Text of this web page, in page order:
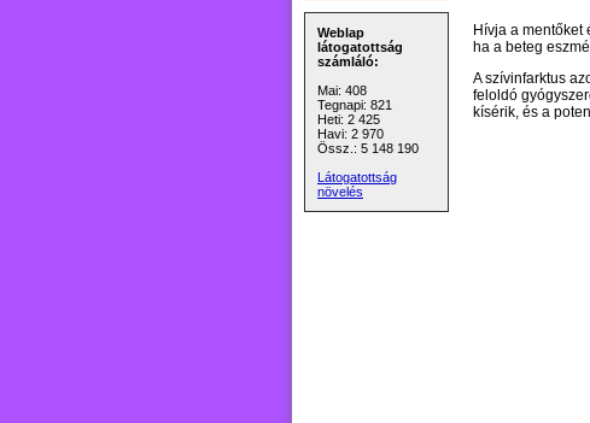
Hívja a mentőket
ha a beteg
A szívinfarktus
feloldó
kísérik, és a
Weblap
látogatottság
számláló:
Mai: 408
Tegnapi: 821
Heti: 2 425
Havi: 2 970
Össz.: 5 148 190
Látogatottság
növelés